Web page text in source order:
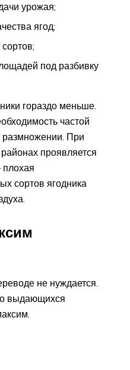
урожая;
ягод;
под разбивку
гораздо меньше.
частой
размножении. При
проявляется
сортов ягодника
не нуждается.
о выдающихся